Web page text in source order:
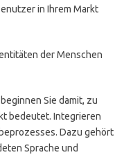
in Ihrem Markt
der Menschen
Sie damit, zu
bedeutet. Integrieren
Dazu gehört
Sprache und